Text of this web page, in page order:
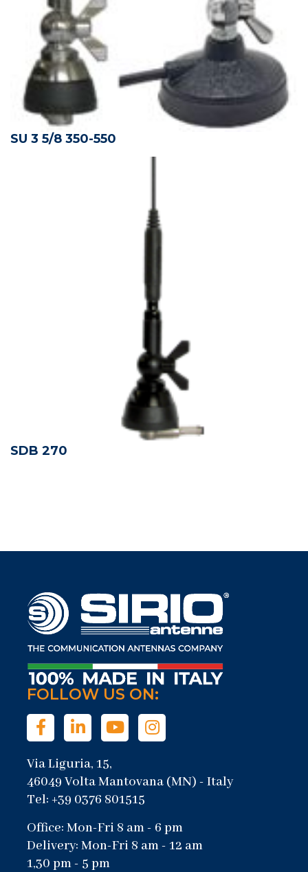
SU 3 5/8 350-550
SDB 270
FOLLOW US ON:
Via Liguria, 15,
46049 Volta Mantovana (MN) - Italy
Tel: +39 0376 801515
Office: Mon-Fri 8 am - 6 pm
Delivery: Mon-Fri 8 am - 12 am
1,30 pm - 5 pm